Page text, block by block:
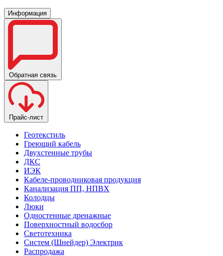
Информация
Обратная связь
Прайс-лист
Геотекстиль
Греющий кабель
Двухстенные трубы
ДКС
ИЭК
Кабеле-проводниковая продукция
Канализация ПП, НПВХ
Колодцы
Люки
Одностенные дренажные
Поверхностный водосбор
Светотехника
Систем (Шнейдер) Электрик
Распродажа